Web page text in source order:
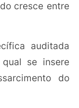
cresce entre
auditada
se insere
do